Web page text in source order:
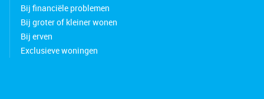
Bij financiële problemen
Bij groter of kleiner wonen
Bij erven
Exclusieve woningen